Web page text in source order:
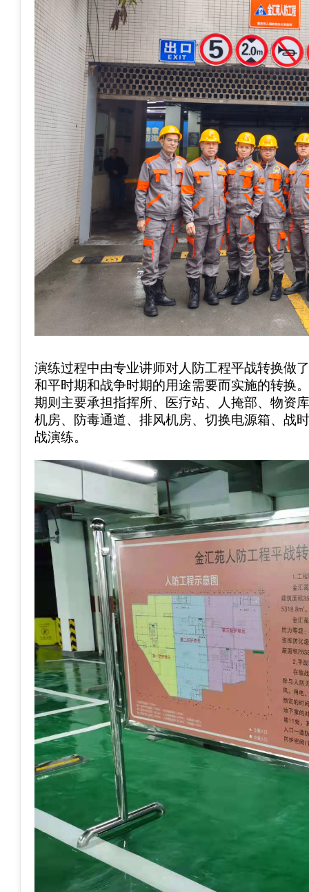
演练过程中由专业讲师对人防工程平战转换做
和平时期和战争时期的用途需要而实施的转换
期则主要承担指挥所、医疗站、人掩部、物资
机房、防毒通道、排风机房、切换电源箱、战
战演练。